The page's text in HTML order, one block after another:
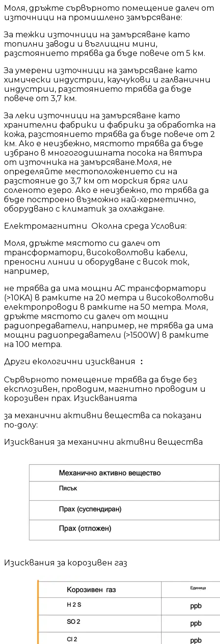
Моля, дръжте сървърното помещение далеч от
източници на промишлено замърсяване:
За тежки източници на замърсяване като
топилни заводи и въглищни мини,
разстоянието трябва да бъде повече от 5 км.
За умерени източници на замърсяване като
химически индустрии, каучукови и галванични
индустрии, разстоянието трябва да бъде
повече от 3,7 км.
За леки източници на замърсяване като
хранителни фабрики и фабрики за обработка на
кожа, разстоянието трябва да бъде повече от 2
км. Ако е неизбежно, мястото трябва да бъде
избрано в многогодишната посока на вятъра
от източника на замърсяване.Моля, не
определяйте местоположението си на
разстояние до 3,7 км от морския бряг или
соленото езеро. Ако е неизбежно, то трябва да
бъде построено възможно най-херметично,
оборудвано с климатик за охлаждане.
Електромагнитни Околна среда Условия:
Моля, дръжте мястото си далеч от
трансформатори, високоволтови кабели,
преносни линии и оборудване с висок ток,
например,
не трябва да има мощни AC трансформатори
(>10KA) в рамките на 20 метра и високоволтови
електропроводи в рамките на 50 метра. Моля,
дръжте мястото си далеч от мощни
радиопредаватели, например, не трябва да има
мощни радиопредаватели (>1500W) в рамките
на 100 метра.
Други екологични изисквания
：
Сървърното помещение трябва да бъде без
експлозивен, проводим, магнитно проводим и
корозивен прах. Изискванията
за механични активни вещества са показани
по-долу:
Изисквания за механични активни вещества
Изисквания за корозивен газ